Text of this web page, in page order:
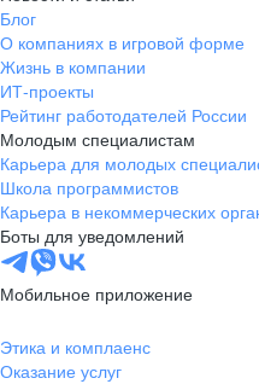
Блог
О компаниях в игровой форме
Жизнь в компании
ИТ-проекты
Рейтинг работодателей России
Молодым специалистам
Карьера для молодых
Школа программистов
Карьера в некоммерческих
Боты для уведомлений
Мобильное приложение
Этика и комплаенс
Оказание услуг